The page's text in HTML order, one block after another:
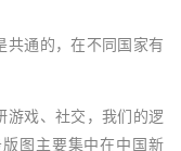
共通的，在不同国家有
游戏、社交，我们的逻
图主要集中在中国新